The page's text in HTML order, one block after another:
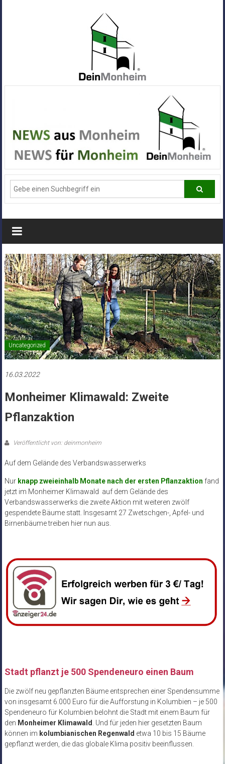
Alle
News
aus
Deiner
Stadt
Monheim
Uncategorized
16.03.2022
Monheimer Klimawald: Zweite
Pflanzaktion
Veröffentlicht von: deinmonheim
Auf dem Gelände des Verbandswasserwerks
Nur knapp zweieinhalb Monate nach der ersten Pflanzaktion fand
jetzt im Monheimer Klimawald auf dem Gelände des
Verbandswasserwerks die zweite Aktion mit weiteren zwölf
gespendete Bäume statt. Insgesamt 27 Zwetschgen-, Apfel- und
Birnenbäume treiben hier nun aus.
Stadt pflanzt je 500 Spendeneuro einen Baum
Die zwölf neu gepflanzten Bäume entsprechen einer Spendensumme
von insgesamt 6.000 Euro für die Aufforstung in Kolumbien – je 500
Spendeneuro für Kolumbien belohnt die Stadt mit einem Baum für
den Monheimer Klimawald . Und für jeden hier gesetzten Baum
können im kolumbianischen Regenwald etwa 10 bis 15 Bäume
gepflanzt werden, die das globale Klima positiv beeinflussen.